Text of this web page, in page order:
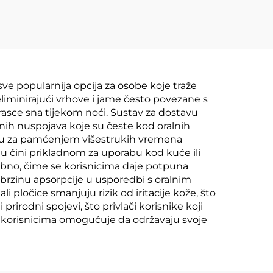
popularnija opcija za osobe koje traže
vrhove i jame često povezane s
sna tijekom noći. Sustav za dostavu
nuspojava koje su česte kod oralnih
za pamćenjem višestrukih vremena
čini prikladnom za uporabu kod kuće ili
čime se korisnicima daje potpuna
apsorpcije u usporedbi s oralnim
pločice smanjuju rizik od iritacije kože, što
prirodni spojevi, što privlači korisnike koji
omogućuje da održavaju svoje